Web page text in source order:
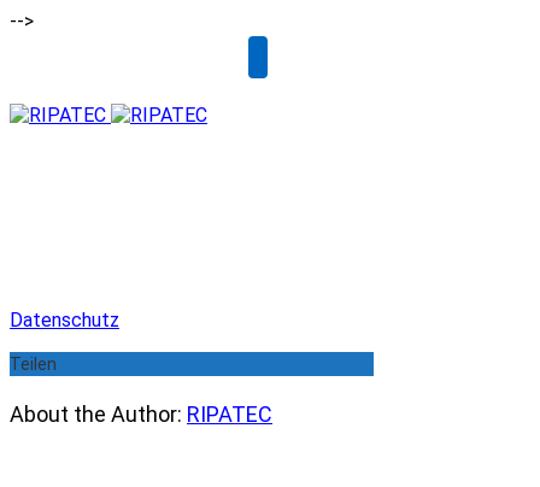
-->
Datenschutz
Teilen
About the Author: RIPATEC